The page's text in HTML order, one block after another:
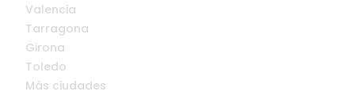
Valencia
Tarragona
Girona
Toledo
Más ciudades